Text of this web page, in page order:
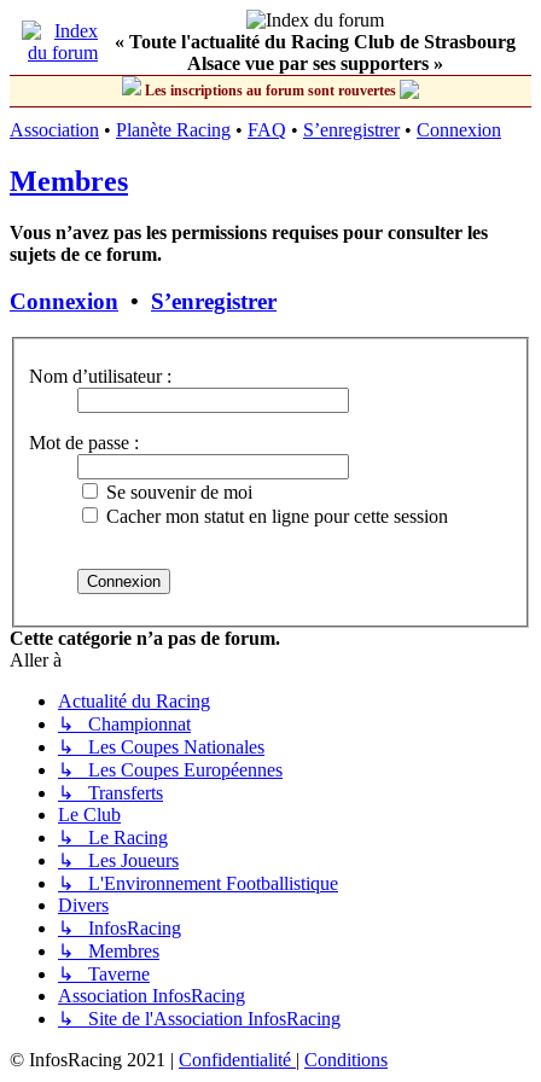
« Toute l'actualité du Racing Club de Strasbourg
Alsace vue par ses supporters »
Les inscriptions au forum sont rouvertes
Association • Planète Racing • FAQ • S’enregistrer• Connexion
Membres
Vous n’avez pas les permissions requises pour consulter les
sujets de ce forum.
Connexion • S’enregistrer
Nom d’utilisateur :
Mot de passe :
Se souvenir de moi
Cacher mon statut en ligne pour cette session
Cette catégorie n’a pas de forum.
Aller à
Actualité du Racing
↳ Championnat
↳ Les Coupes Nationales
↳ Les Coupes Européennes
↳ Transferts
Le Club
↳ Le Racing
↳ Les Joueurs
↳ L'Environnement Footballistique
Divers
↳ InfosRacing
↳ Membres
↳ Taverne
Association InfosRacing
↳ Site de l'Association InfosRacing
© InfosRacing 2021 | Confidentialité | Conditions